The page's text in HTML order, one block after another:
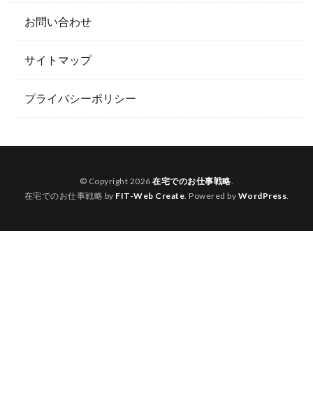
お問い合わせ
サイトマップ
プライバシーポリシー
© Copyright 2026在宅でのお仕事戦略.
在宅でのお仕事戦略 by FIT-Web Create. Powered by WordPress.